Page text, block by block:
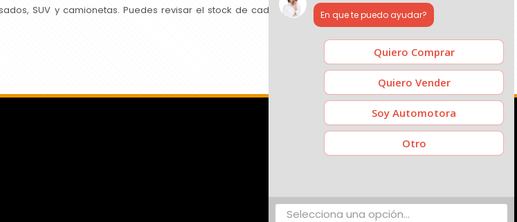
SUV y camionetas. Puedes revisar el stock de cada concesionario, comparar precios y contactar
En que te puedo ayudar?
Quiero Comprar
Quiero Vender
Soy Automotora
Otro